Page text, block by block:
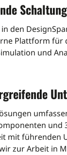
den
Plattform für
und
und
mit führenden
zur Arbeit in